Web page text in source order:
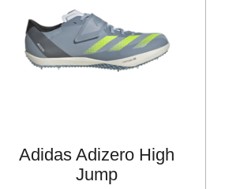
Adidas Adizero High
Jump